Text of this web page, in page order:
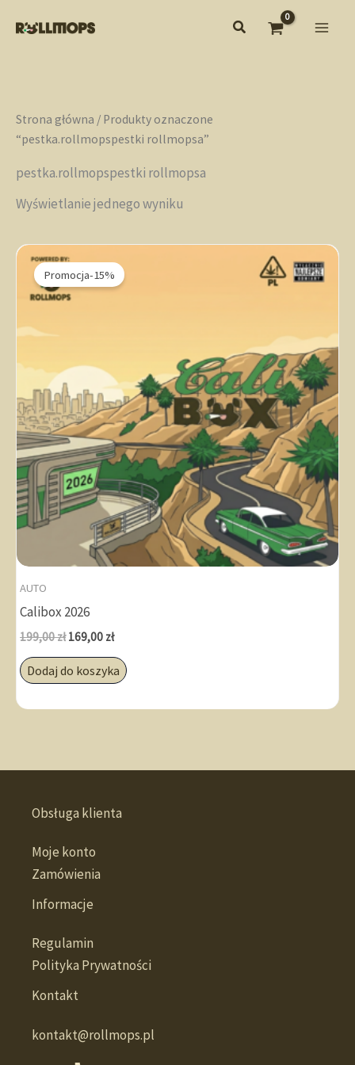
Strona główna / Produkty oznaczone
“pestka.rollmopspestki rollmopsa”
pestka.rollmopspestki rollmopsa
Wyświetlanie jednego wyniku
Promocja-15%
AUTO
Calibox 2026
199,00zł Pierwotna
wynosiła:
199,00 zł.
169,00 złAktualna
wynosi:
169,00 zł.
Dodaj do koszyka
Obsługa klienta
Moje konto
Zamówienia
Informacje
Regulamin
Polityka Prywatności
Kontakt
kontakt@rollmops.pl